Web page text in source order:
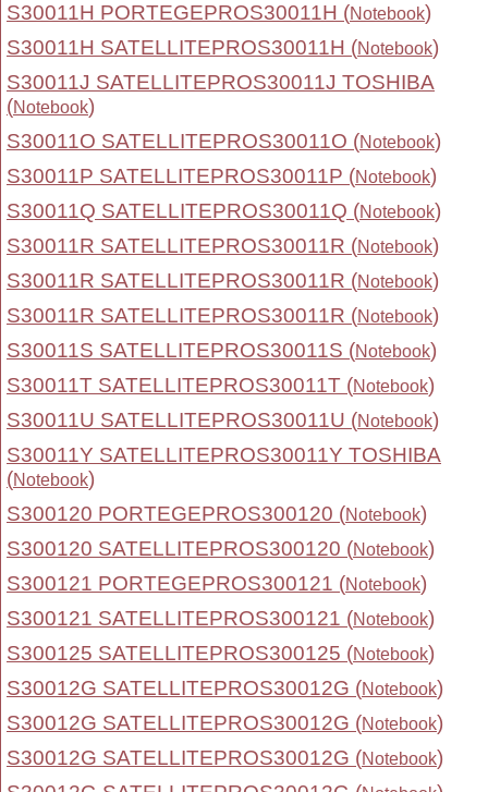
S30011H PORTEGEPROS30011H (Notebook)
S30011H SATELLITEPROS30011H (Notebook)
S30011J SATELLITEPROS30011J TOSHIBA
(Notebook)
S30011O SATELLITEPROS30011O (Notebook)
S30011P SATELLITEPROS30011P (Notebook)
S30011Q SATELLITEPROS30011Q (Notebook)
S30011R SATELLITEPROS30011R (Notebook)
S30011R SATELLITEPROS30011R (Notebook)
S30011R SATELLITEPROS30011R (Notebook)
S30011S SATELLITEPROS30011S (Notebook)
S30011T SATELLITEPROS30011T (Notebook)
S30011U SATELLITEPROS30011U (Notebook)
S30011Y SATELLITEPROS30011Y TOSHIBA
(Notebook)
S300120 PORTEGEPROS300120 (Notebook)
S300120 SATELLITEPROS300120 (Notebook)
S300121 PORTEGEPROS300121 (Notebook)
S300121 SATELLITEPROS300121 (Notebook)
S300125 SATELLITEPROS300125 (Notebook)
S30012G SATELLITEPROS30012G (Notebook)
S30012G SATELLITEPROS30012G (Notebook)
S30012G SATELLITEPROS30012G (Notebook)